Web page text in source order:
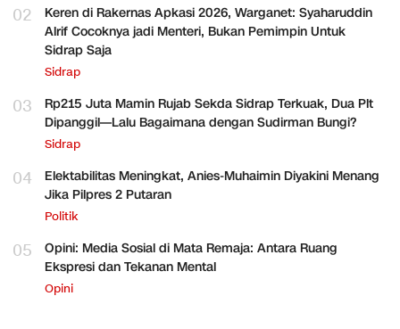
02
Keren di Rakernas Apkasi 2026, Warganet: Syaharuddin
Alrif Cocoknya jadi Menteri, Bukan Pemimpin Untuk
Sidrap Saja
Sidrap
03
Rp215 Juta Mamin Rujab Sekda Sidrap Terkuak, Dua Plt
Dipanggil—Lalu Bagaimana dengan Sudirman Bungi?
Sidrap
04
Elektabilitas Meningkat, Anies-Muhaimin Diyakini Menang
Jika Pilpres 2 Putaran
Politik
05
Opini: Media Sosial di Mata Remaja: Antara Ruang
Ekspresi dan Tekanan Mental
Opini